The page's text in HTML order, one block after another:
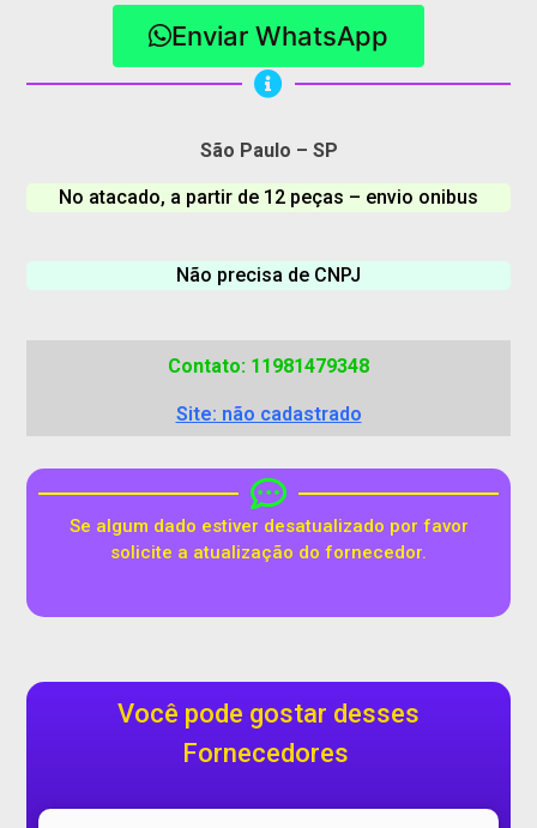
Enviar WhatsApp
São Paulo – SP
No atacado, a partir de 12 peças – envio onibus
Não precisa de CNPJ
Contato: 11981479348
Site: não cadastrado
Se algum dado estiver desatualizado por favor
solicite a atualização do fornecedor.
Você pode gostar desses
Fornecedores